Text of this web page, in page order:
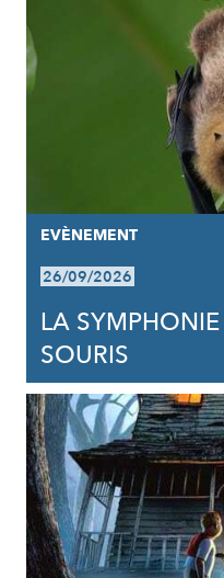
EVÈNEMENT
26/09/2026
LA
SOURIS